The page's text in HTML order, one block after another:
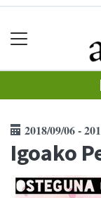
2018/09/06 -
Igoako